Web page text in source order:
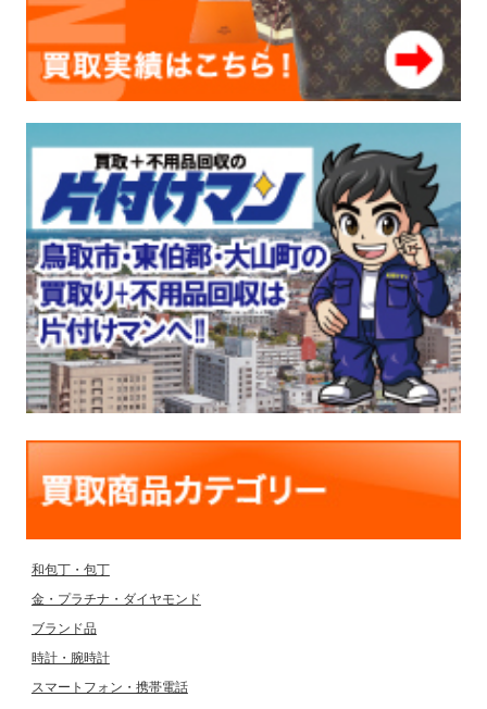
和包丁・包丁
金・プラチナ・ダイヤモンド
ブランド品
時計・腕時計
スマートフォン・携帯電話